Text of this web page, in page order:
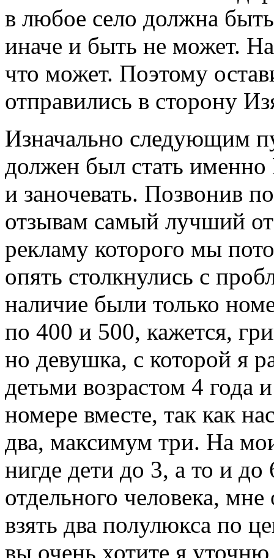
в любое село должна
иначе и быть не может.
что может. Поэтому
отправились в сторону
Изначально следующим
должен был стать
и заночевать. Позвонив
отзывам самый лучший
рекламу которого мы
опять столкнулись с
наличие были только
по 400 и 500, кажется,
но девушка, с которой я
детьми возрастом 4 года
номере вместе, так как
два, максимум три. На
нигде дети до 3, а то и до
отдельного человека,
взять два полулюкса по
вы очень хотите я